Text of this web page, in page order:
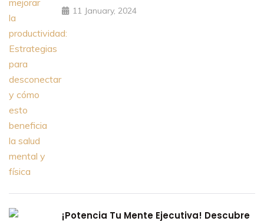
11 January, 2024
¡Potencia Tu Mente Ejecutiva! Descubre